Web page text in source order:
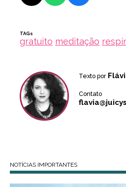
TAGs
gratuito meditação
Texto por
Contato
NOTÍCIAS IMPORTANTES